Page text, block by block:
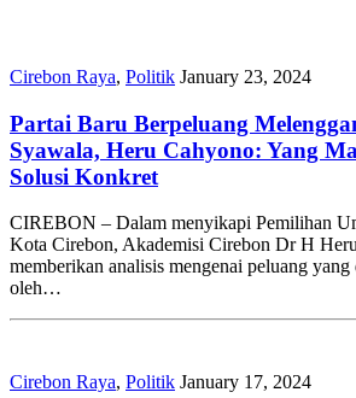
Cirebon Raya, Politik January 23, 2024
Partai Baru Berpeluang
Syawala, Heru Cahyono: Yang
Solusi Konkret
CIREBON – Dalam menyikapi Pemilihan
Kota Cirebon, Akademisi Cirebon Dr H
memberikan analisis mengenai peluang yang
oleh…
Cirebon Raya, Politik January 17, 2024